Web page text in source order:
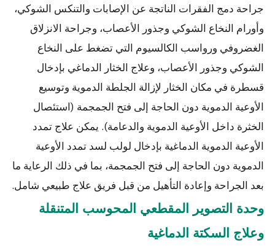
جراحة دمج الفقرات الناتجة عن الإصابات والتنكس الشوكي،
وأورام النخاع الشوكي وجذور الأعصاب، وجراحة الانزلاق
الغضروفي ورواسب الكالسيوم التي تضغط على النخاع
الشوكي وجذور الأعصاب، وعلاج الخثار الدماغي بإدخال
قسطرة في مكان الخثار لإزالة الجلطة الدموية وتوسيع
الأوعية الدموية دون الحاجة إلى فتح الجمجمة (استئصال
الخثرة داخل الأوعية الدموية والدعامة). يمكن علاج تمدد
الأوعية الدموية الدماغية بإدخال لولب لسد تمدد الأوعية
الدموية دون الحاجة إلى فتح الجمجمة، بما في ذلك الرعاية ما
بعد الجراحة وإعادة التأهيل من قبل فريق علاج طبيعي شامل.
وحدة التصوير المقطعي المحوسب المتنقلة
وعلاج السكتة الدماغية